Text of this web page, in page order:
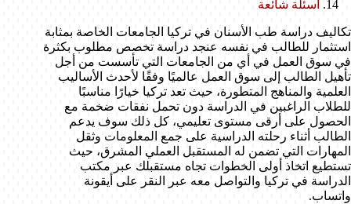
أسئلة شائعة
تكاليف دراسة طب الأسنان في تركيا الجامعات الخاصة بمثابة
استثمار للطالب في نفسه عنجد دراسة تخصص مطلوب بكثرة
في سوق العمل في أي من الجامعات التي تأسست من أجل
تأهيل الطالب إلى سوق العمل عالميًا وفقًا لأحدث الأساليب
العلمية والمناهج المتطورة، حيث تعد تركيا خيارًا مناسبًا
للطلاب الراغبين في الدراسة دون تحمل نفقات ضخمة مع
الحصول على أرقى مستوى تعليمي، كل ذلك سوف يدعم
الطالب أثناء رحلته الدراسية على جمع المعلومات وثقل
المهارات التي تضمن له المستقبل العملي المشرق، حيث
تستطيع اتخاذ أولى الخطوات تجاه مستقبلك عبر مكتب
الدراسة في تركيا والتواصل معه عبر النقر على أيقونة
واتساب.